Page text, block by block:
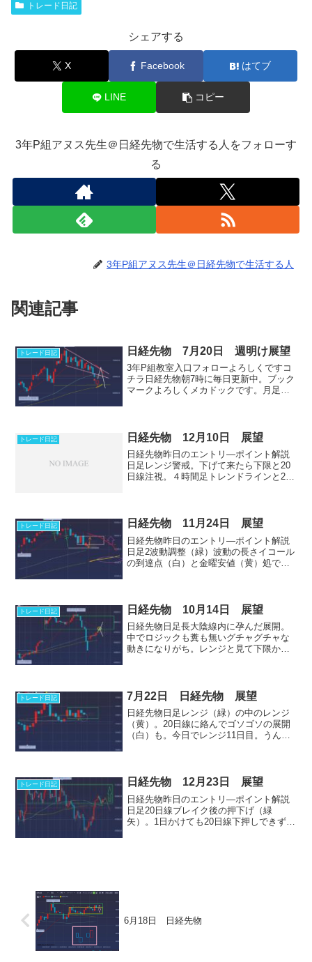
トレード日記
シェアする
X Facebook はてブ
LINE コピー
3年P組アヌス先生＠日経先物で生活する人をフォローす
る
3年P組アヌス先生＠日経先物で生活する人
関連記事
トレード日記 日経先物 7月20日 週明け展望
3年P組教室入口フォローよろしくですコ
チラ日経先物朝7時に毎日更新中。ブック
マークよろしくメカドックです。月足ア
ます。ここでどうなる...
トレード日記 日経先物 12月10日 展望
日経先物昨日のエントリ―ポイント解説‎
日足レンジ警戒。下げて来たら下限と20
日線注視。４時間足トレンドラインと20
３０（桃）メン...
トレード日記 日経先物 11月24日 展望
日経先物昨日のエントリ―ポイント解説‎
日足2波動調整（緑）波動の長さイコール
の到達点（白）と金曜安値（黄）処で反
ってロジックも何もな...
トレード日記 日経先物 10月14日 展望
日経先物日足長大陰線内に孕んだ展開。
中でロジックも糞も無いグチャグチャな
動きになりがち。レンジと見て下限から
所。売り方と買い方両勢...
トレード日記 7月22日 日経先物 展望
日経先物日足レンジ（緑）の中のレンジ
（黄）。20日線に絡んでゴソゴソの展開
（白）も。今日でレンジ11日目。うんざ
（桃）でパーフェクト...
トレード日記 日経先物 12月23日 展望
日経先物昨日のエントリ―ポイント解説
日足20日線ブレイク後の押下げ（緑
矢）。1日かけても20日線下押しできずに
6月18日 日経先物